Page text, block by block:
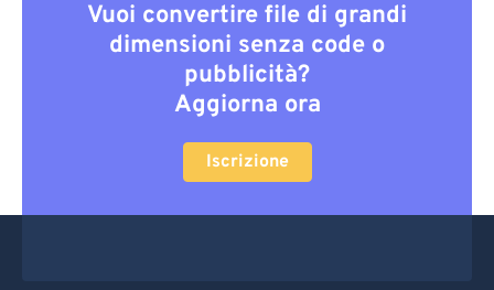
Vuoi convertire file di grandi
dimensioni senza code o
pubblicità?
Aggiorna ora
Iscrizione